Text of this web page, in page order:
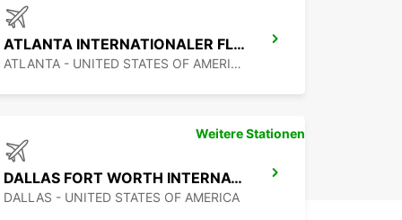
ATLANTA INTERNATIONALER FLUGHAFEN
ATLANTA - UNITED STATES OF AMERICA
DALLAS FORT WORTH INTERNATIONALER FLUGHAFEN
DALLAS - UNITED STATES OF AMERICA
Weitere Stationen